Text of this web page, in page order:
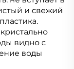
и свежий
видно с
воды